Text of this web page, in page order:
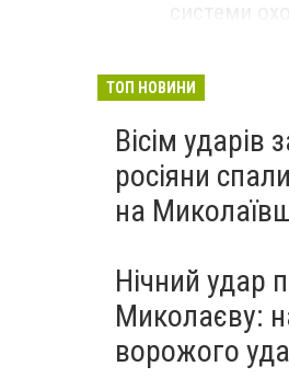
ТОП НОВИНИ
Вісім ударів
росіяни
на
Нічний удар
Миколаєву:
ворожого